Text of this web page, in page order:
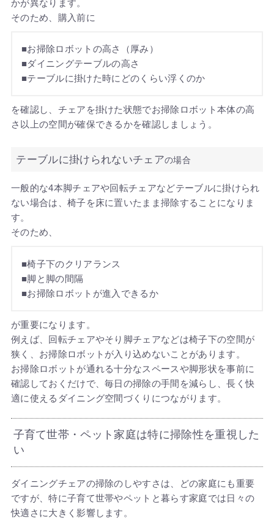
かが異なります。
そのため、購入前に
■お掃除ロボットの高さ（厚み）
■ダイニングテーブルの高さ
■テーブルに掛けた時にどのくらい浮くのか
を確認し、チェアを掛けた状態でお掃除ロボット本体の高
さ以上の空間が確保できるかを確認しましょう。
テーブルに掛けられないチェアの場合
一般的な4本脚チェアや回転チェアなどテーブルに掛けられ
ない場合は、椅子を床に置いたまま掃除することになりま
す。
そのため、
■椅子下のクリアランス
■脚と脚の間隔
■お掃除ロボットが進入できるか
が重要になります。
例えば、回転チェアやそり脚チェアなどは椅子下の空間が
狭く、お掃除ロボットが入り込めないことがあります。
お掃除ロボットが通れる十分なスペースや脚形状を事前に
確認しておくだけで、毎日の掃除の手間を減らし、長く快
適に使えるダイニング空間づくりにつながります。
子育て世帯・ペット家庭は特に掃除性を重視した
い
ダイニングチェアの掃除のしやすさは、どの家庭にも重要
ですが、特に子育て世帯やペットと暮らす家庭では日々の
快適さに大きく影響します。